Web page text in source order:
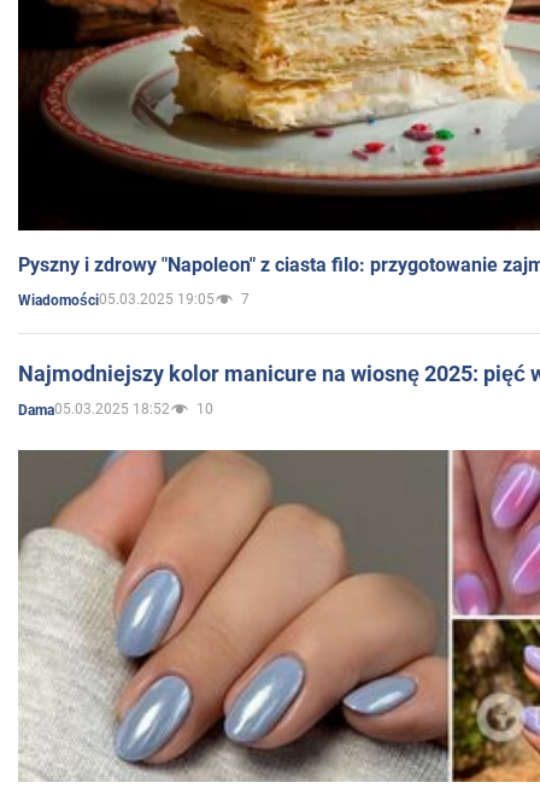
Pyszny i zdrowy "Napoleon" z ciasta filo: przygotowanie
Wiadomości05.03.2025 19:05 7
Najmodniejszy kolor manicure na wiosnę 2025: pięć
Dama05.03.2025 18:52 10